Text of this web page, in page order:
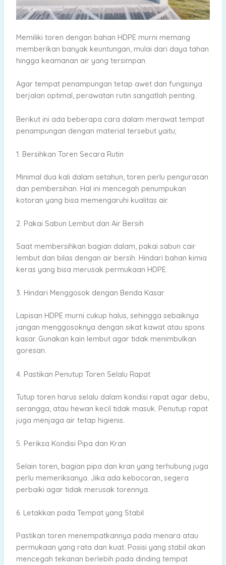
Memiliki toren dengan bahan HDPE murni memang
memberikan banyak keuntungan, mulai dari daya tahan
hingga keamanan air yang tersimpan.
Agar tempat penampungan tetap awet dan fungsinya
berjalan optimal, perawatan rutin sangatlah penting.
Berikut ini ada beberapa cara dalam merawat tempat
penampungan dengan material tersebut yaitu;
1. Bersihkan Toren Secara Rutin
Minimal dua kali dalam setahun, toren perlu pengurasan
dan pembersihan. Hal ini mencegah penumpukan
kotoran yang bisa memengaruhi kualitas air.
2. Pakai Sabun Lembut dan Air Bersih
Saat membersihkan bagian dalam, pakai sabun cair
lembut dan bilas dengan air bersih. Hindari bahan kimia
keras yang bisa merusak permukaan HDPE.
3. Hindari Menggosok dengan Benda Kasar
Lapisan HDPE murni cukup halus, sehingga sebaiknya
jangan menggosoknya dengan sikat kawat atau spons
kasar. Gunakan kain lembut agar tidak menimbulkan
goresan.
4. Pastikan Penutup Toren Selalu Rapat
Tutup toren harus selalu dalam kondisi rapat agar debu,
serangga, atau hewan kecil tidak masuk. Penutup rapat
juga menjaga air tetap higienis.
5. Periksa Kondisi Pipa dan Kran
Selain toren, bagian pipa dan kran yang terhubung juga
perlu memeriksanya. Jika ada kebocoran, segera
perbaiki agar tidak merusak torennya.
6. Letakkan pada Tempat yang Stabil
Pastikan toren menempatkannya pada menara atau
permukaan yang rata dan kuat. Posisi yang stabil akan
mencegah tekanan berlebih pada dinding tempat